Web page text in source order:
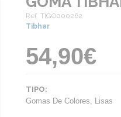
Ref. TIGO000262
Tibhar
54,90€
TIPO:
Gomas De Colores, Lisas